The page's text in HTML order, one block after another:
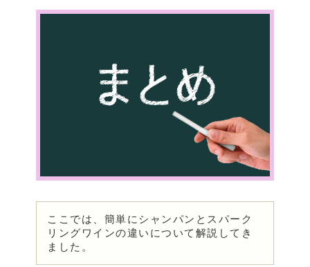
ここでは、簡単にシャンパンとスパーク
リングワインの違いについて解説してき
ました。